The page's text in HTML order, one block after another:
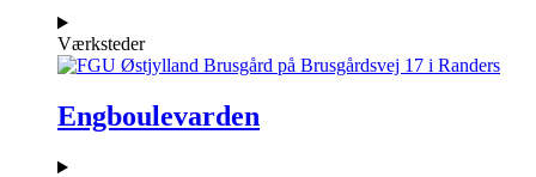
Værksteder
Engboulevarden